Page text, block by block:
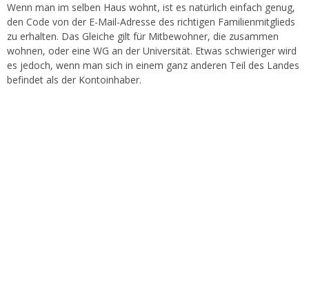
Wenn man im selben Haus wohnt, ist es natürlich einfach genug,
den Code von der E-Mail-Adresse des richtigen Familienmitglieds
zu erhalten. Das Gleiche gilt für Mitbewohner, die zusammen
wohnen, oder eine WG an der Universität. Etwas schwieriger wird
es jedoch, wenn man sich in einem ganz anderen Teil des Landes
befindet als der Kontoinhaber.